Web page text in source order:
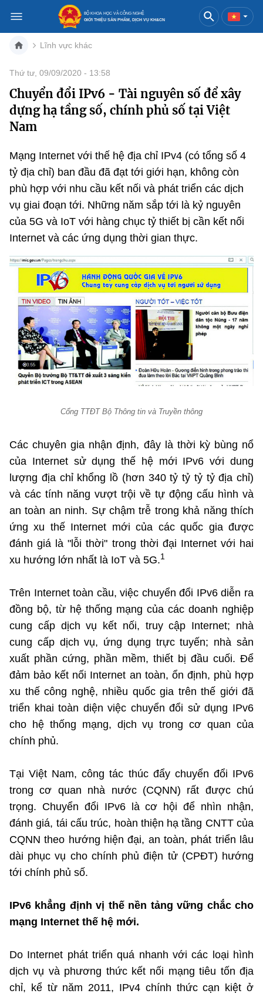
BỘ KHOA HỌC VÀ CÔNG NGHỆ
GIỚI THIỆU SẢN PHẨM, DỊCH VỤ KH&CN
Danh mục
Trang chủ
Sản phẩm
Dịch vụ
Báo điện tử
Phát hành
Truyền hình
Đổi mới sáng tạo
Sản phẩm
Bưu chính
Dịch vụ
Bưu chính
Chuyển phát nhanh
Sản phẩm
Dịch vụ
Phần cứng
Phần mềm
Tần số vô tuyến điện
Công nghệ thông tin, Điện tử
Sản phẩm
Dịch vụ
Phần cứng
Phần mềm
Chữ ký số
Giải pháp
Lĩnh vực khác
Tư vấn
Hành chính
Bảng điện tử
Chọn ngôn ngữ
Việt Nam English
BỘ KHOA HỌC VÀ CÔNG NGHỆ
Hệ thống nội bộ
Điều khoản sử dụng
Sơ đồ trang
Liên kết
Cơ quan chủ quản: Bộ Khoa học và Công nghệ (MST)
Trung tâm Truyền thông Khoa học và Công nghệ.
Liên hệ
Địa chỉ: Ban Biên tập Cổng TTĐT - 18 Nguyễn Du, TP. Hà Nội
Điện thoại: 024 3936 9506
Email: stc@mst.gov.vn
Theo dõi MST trên
©2025 Bản quyền thuộc Bộ Khoa Học và Công Nghệ
(Ghi rõ nguồn "https://mst.gov.vn" khi phát hành lại thông tin
từ website này)
Lĩnh vực khác
Thứ tư, 09/09/2020 - 13:58
Chuyển đổi IPv6 - Tài nguyên số để xây
dựng hạ tầng số, chính phủ số tại Việt
Nam
Mạng Internet với thế hệ địa chỉ IPv4 (có tổng số 4
tỷ địa chỉ) ban đầu đã đạt tới giới hạn, không còn
phù hợp với nhu cầu kết nối và phát triển các dịch
vụ giai đoạn tới. Những năm sắp tới là kỷ nguyên
của 5G và IoT với hàng chục tỷ thiết bị cần kết nối
Internet và các ứng dụng thời gian thực.
Cổng TTĐT Bộ Thông tin và Truyền thông
Các chuyên gia nhận định, đây là thời kỳ bùng nổ
của Internet sử dụng thế hệ mới IPv6 với dung
lượng địa chỉ khổng lồ (hơn 340 tỷ tỷ tỷ tỷ địa chỉ)
và các tính năng vượt trội về tự động cấu hình và
an toàn an ninh. Sự chậm trễ trong khả năng thích
ứng xu thế Internet mới của các quốc gia được
đánh giá là "lỗi thời" trong thời đại Internet với hai
xu hướng lớn nhất là IoT và 5G.1
Trên Internet toàn cầu, việc chuyển đổi IPv6 diễn ra
đồng bộ, từ hệ thống mạng của các doanh nghiệp
cung cấp dịch vụ kết nối, truy cập Internet; nhà
cung cấp dịch vụ, ứng dụng trực tuyến; nhà sản
xuất phần cứng, phần mềm, thiết bị đầu cuối. Để
đảm bảo kết nối Internet an toàn, ổn định, phù hợp
xu thế công nghệ, nhiều quốc gia trên thế giới đã
triển khai toàn diện việc chuyển đổi sử dụng IPv6
cho hệ thống mạng, dịch vụ trong cơ quan của
chính phủ.
Tại Việt Nam, công tác thúc đẩy chuyển đổi IPv6
trong cơ quan nhà nước (CQNN) rất được chú
trọng. Chuyển đổi IPv6 là cơ hội để nhìn nhận,
đánh giá, tái cấu trúc, hoàn thiện hạ tầng CNTT của
CQNN theo hướng hiện đại, an toàn, phát triển lâu
dài phục vụ cho chính phủ điện tử (CPĐT) hướng
tới chính phủ số.
IPv6 khẳng định vị thế nền tảng vững chắc cho
mạng Internet thế hệ mới.
Do Internet phát triển quá nhanh với các loại hình
dịch vụ và phương thức kết nối mạng tiêu tốn địa
chỉ, kể từ năm 2011, IPv4 chính thức cạn kiệt ở